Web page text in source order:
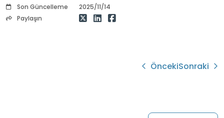
Son Güncelleme
2025/11/14
Paylaşın
ÖncekiSonraki